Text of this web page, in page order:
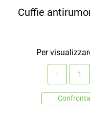
Cuffie
Per
Confronta